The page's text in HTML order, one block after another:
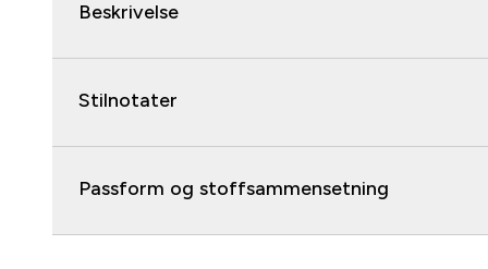
Beskrivelse
Stilnotater
Passform og stoffsammensetning